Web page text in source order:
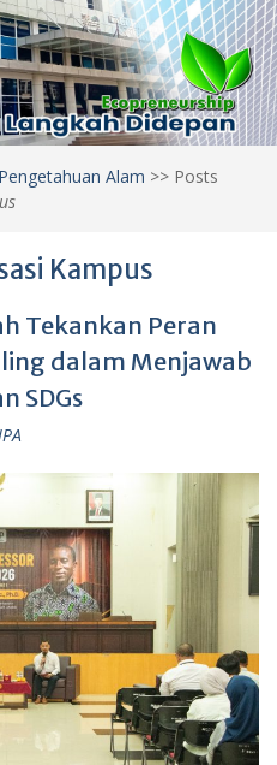
Alam >> Posts
Kampus
Tekankan Peran
dalam Menjawab
SDGs